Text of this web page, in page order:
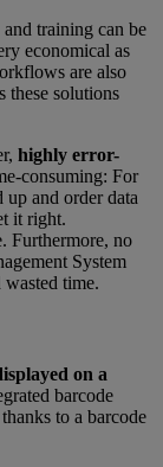
and training can be
economical as
are also
these solutions
highly error-
consuming: For
and order data
it right.
Furthermore, no
System
time.
on a
barcode
to a barcode